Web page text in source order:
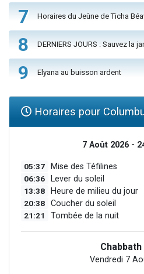
7 Horaires du Jeûne de Ticha
8 DERNIERS JOURS : Sauvez la
9 Elyana au buisson ardent
Horaires pour
7 Août 2026 -
05:37 Mise des Téfilines
06:36 Lever du soleil
13:38 Heure de milieu du jour
20:38 Coucher du soleil
21:21 Tombée de la nuit
Chabbath
Vendredi 7